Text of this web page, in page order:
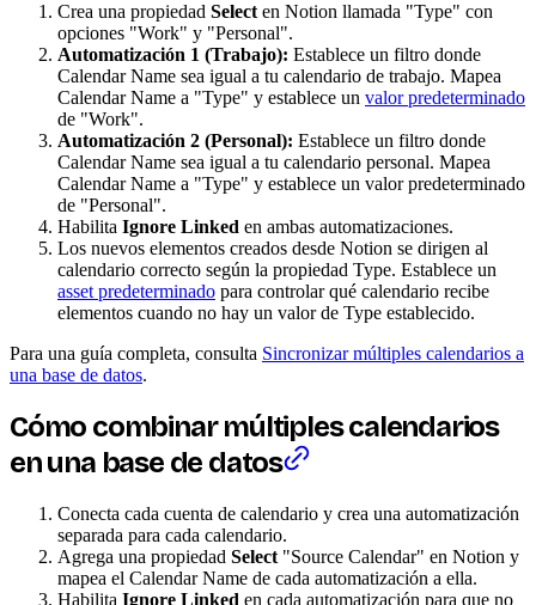
Crea una propiedad Select en Notion llamada "Type" con
opciones "Work" y "Personal".
Automatización 1 (Trabajo): Establece un filtro donde
Calendar Name sea igual a tu calendario de trabajo. Mapea
Calendar Name a "Type" y establece un valor predeterminado
de "Work".
Automatización 2 (Personal): Establece un filtro donde
Calendar Name sea igual a tu calendario personal. Mapea
Calendar Name a "Type" y establece un valor predeterminado
de "Personal".
Habilita Ignore Linked en ambas automatizaciones.
Los nuevos elementos creados desde Notion se dirigen al
calendario correcto según la propiedad Type. Establece un
asset predeterminado para controlar qué calendario recibe
elementos cuando no hay un valor de Type establecido.
Para una guía completa, consulta Sincronizar múltiples calendarios a
una base de datos.
Cómo combinar múltiples calendarios
en una base de datos
Conecta cada cuenta de calendario y crea una automatización
separada para cada calendario.
Agrega una propiedad Select "Source Calendar" en Notion y
mapea el Calendar Name de cada automatización a ella.
Habilita Ignore Linked en cada automatización para que no